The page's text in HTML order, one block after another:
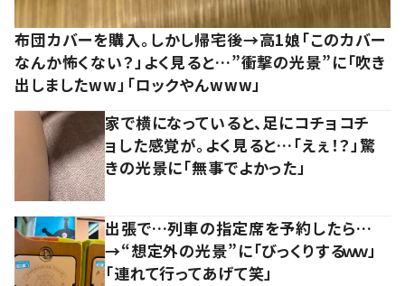
布団カバーを購入。しかし帰宅後→高1娘「このカバー
なんか怖くない？」よく見ると…”衝撃の光景”に「吹き
出しましたww」「ロックやんwww」
家で横になっていると、足にコチョコチ
ョした感覚が。よく見ると…「えぇ！？」驚
きの光景に「無事でよかった」
出張で…列車の指定席を予約したら…
→“想定外の光景”に「びっくりするｗｗ」
「連れて行ってあげて笑」